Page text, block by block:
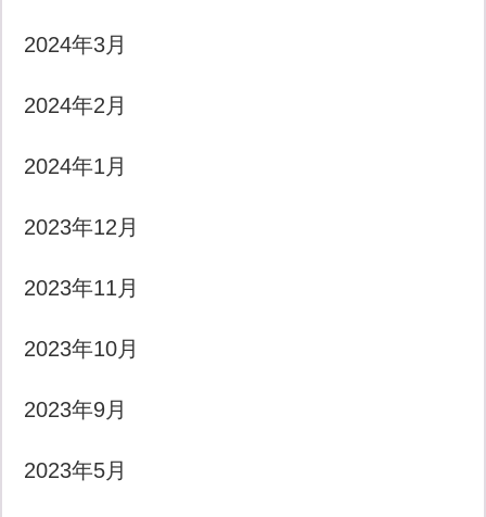
2024年3月
2024年2月
2024年1月
2023年12月
2023年11月
2023年10月
2023年9月
2023年5月